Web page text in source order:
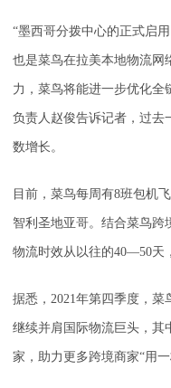
“墨西哥分拨中心的正式启
也是菜鸟在拉美本地物流网
力，菜鸟将能进一步优化全
负责人赵俊告诉记者，过去
数增长。
目前，菜鸟每周有8班包机
智利圣地亚哥。结合菜鸟跨
物流时效从以往的40—50天
据悉，2021年第四季度，菜
继续并肩国际物流巨头，其
家，助力更多跨境商家“用一